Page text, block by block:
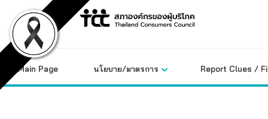
content
Main Page นโยบาย/มาตรการ Report Clues /